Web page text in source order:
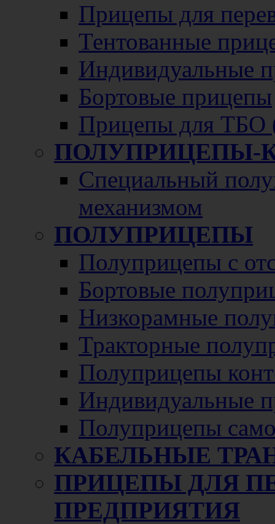
Прицепы для
Тентованные
Индивидуальные
Бортовые прицепы
Прицепы для ТБО
ПОЛУПРИЦЕПЫ-
Специальный
механизмом
ПОЛУПРИЦЕПЫ
Полуприцепы с
Бортовые
Низкорамные
Тракторные
Полуприцепы
Индивидуальные
Полуприцепы
КАБЕЛЬНЫЕ
ПРИЦЕПЫ ДЛЯ
ПРЕДПРИЯТИЯ